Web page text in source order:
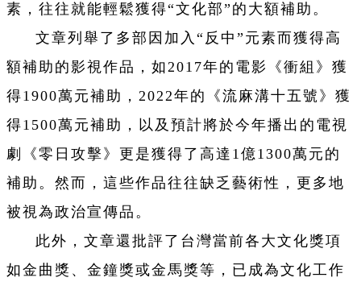
素，往往就能輕鬆獲得“文化部”的大額補助。
文章列舉了多部因加入“反中”元素而獲得高
額補助的影視作品，如2017年的電影《衝組》獲
得1900萬元補助，2022年的《流麻溝十五號》獲
得1500萬元補助，以及預計將於今年播出的電視
劇《零日攻擊》更是獲得了高達1億1300萬元的
補助。然而，這些作品往往缺乏藝術性，更多地
被視為政治宣傳品。
此外，文章還批評了台灣當前各大文化獎項
如金曲獎、金鐘獎或金馬獎等，已成為文化工作